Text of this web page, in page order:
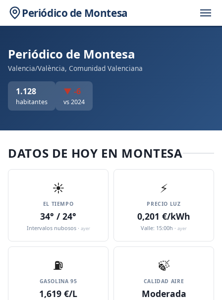
Periódico de Montesa
Periódico de Montesa
Valencia/València, Comunidad Valenciana
1.128
habitantes
▼ -6
vs 2024
DATOS DE HOY EN MONTESA
☀️
EL TIEMPO
34° / 24°
Intervalos nubosos · ayer
⚡
PRECIO LUZ
0,201 €/kWh
Valle: 15:00h · ayer
⛽️
GASOLINA 95
1,619 €/L
🍃
CALIDAD AIRE
Moderada